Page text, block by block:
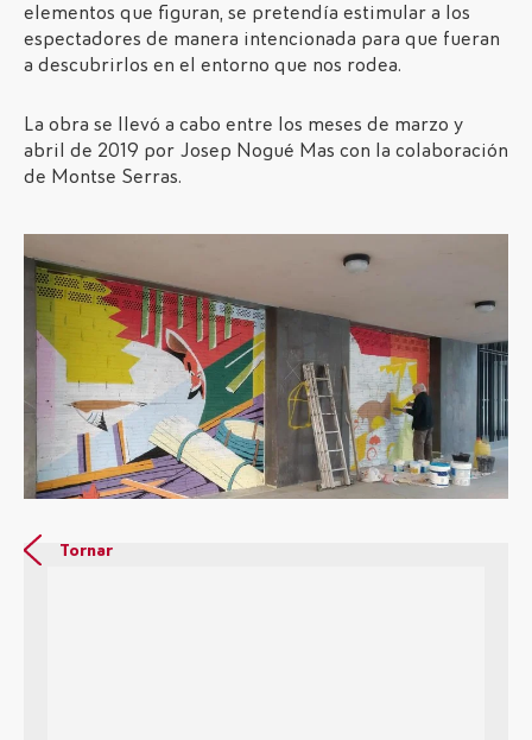
elementos que figuran, se pretendía estimular a los
espectadores de manera intencionada para que fueran
a descubrirlos en el entorno que nos rodea.
La obra se llevó a cabo entre los meses de marzo y
abril de 2019 por Josep Nogué Mas con la colaboración
de Montse Serras.
Tornar